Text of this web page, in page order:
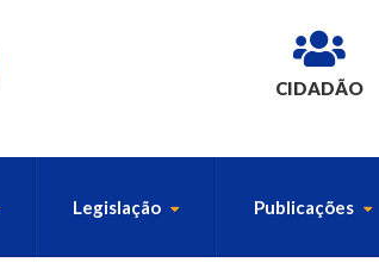
CIDADÃO
Legislação Publicações